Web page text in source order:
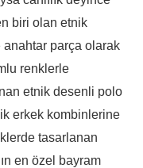
biri olan etnik
parça olarak
renklerle
etnik desenli polo
erkek kombinlerine
tasarlanan
en özel bayram